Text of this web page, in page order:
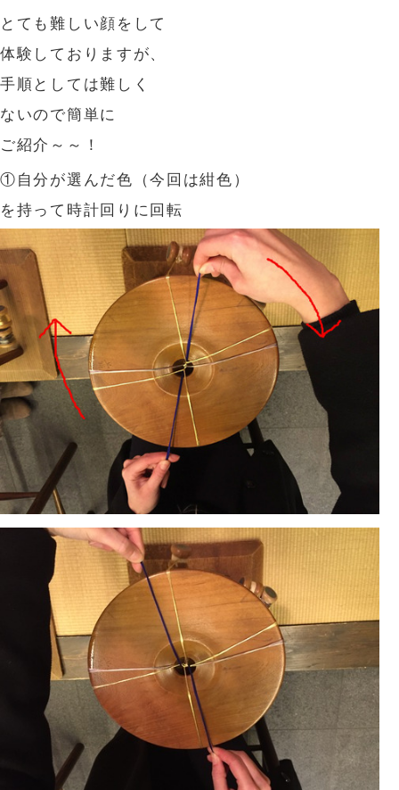
とても難しい顔をして
体験しておりますが、
手順としては難しく
ないので簡単に
ご紹介～～！
①自分が選んだ色（今回は紺色）
を持って時計回りに回転